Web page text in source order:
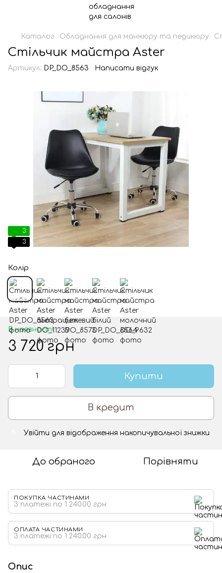
Каталог Обладнання для манікюру та педикюру
Стільчик майстра Aster
Артикул: DP_DO_8563 Написати відгук
3
3
Колір
В наявності
3 720 грн
Купити
В кредит
Увійти для відображення накопичувальної знижки
До обраного Порівняти
ПОКУПКА ЧАСТИНАМИ
3 платежі по 1 240.00 грн
ОПЛАТА ЧАСТИНАМИ
3 платежі по 1 240.00 грн
Опис